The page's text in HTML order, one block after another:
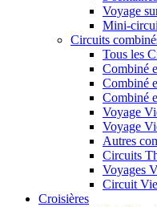
Voyage
Mini-
Circuits
Tous les
Combiné
Combiné
Combiné
Voyage
Voyage
Autres
Circuits
Voyages
Circuit
Croisières